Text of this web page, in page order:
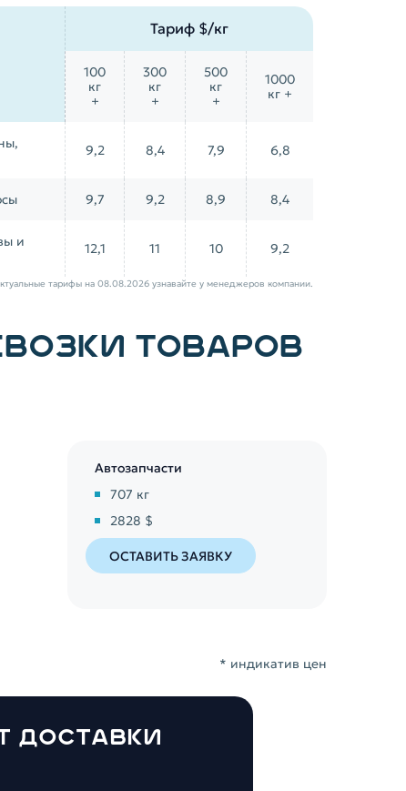
Тариф $/кг
100
кг
+
300
кг
+
500
кг
+
1000
кг +
9,2 8,4 7,9 6,8
9,7 9,2 8,9 8,4
и
12,1 11 10 9,2
тарифы на 08.08.2026 узнавайте у менеджеров компании.
ТОВАРОВ
Автозапчасти
707 кг
2828 $
ОСТАВИТЬ ЗАЯВКУ
* индикатив цен
ДОСТАВКИ